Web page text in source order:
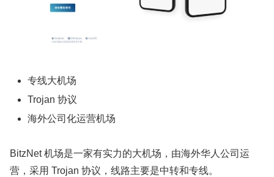
专线大机场
Trojan 协议
海外公司化运营机场
BitzNet 机场是一家有实力的大机场，由海外华人公司运
营，采用 Trojan 协议，线路主要是中转和专线。